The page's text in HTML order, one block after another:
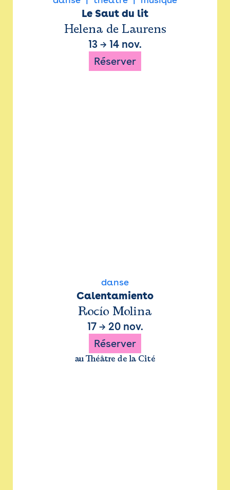
Le Saut du lit
Helena de Laurens
13 → 14 nov.
Réserver
danse
Calentamiento
Rocío Molina
17→ 20 nov.
Réserver
au Théâtre de la Cité